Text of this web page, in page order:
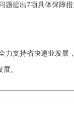
提出7项具体保障措
支持省快递业发展
。